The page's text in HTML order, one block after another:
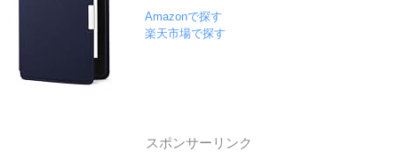
Amazonで探す
楽天市場で探す
スポンサーリンク